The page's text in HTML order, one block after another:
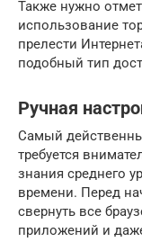
Также нужно
использование
прелести
подобный тип
Ручная
Самый
требуется
знания среднего
времени. Перед
свернуть все
приложений и